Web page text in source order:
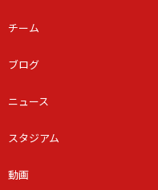
チーム
ブログ
ニュース
スタジアム
動画